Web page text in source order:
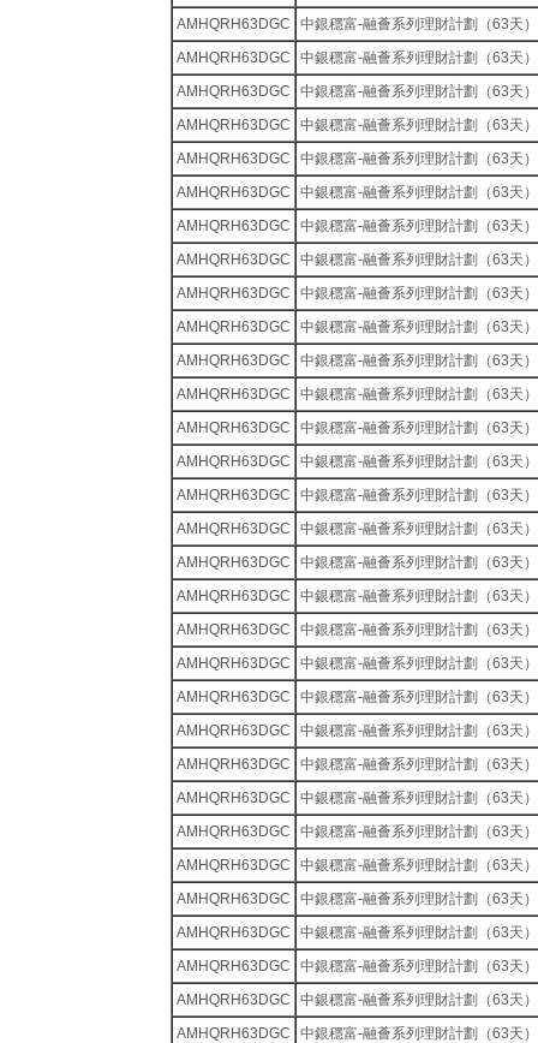
AMHQRH63DGC
中銀穩富-融薈系列理財計劃（63天）
AMHQRH63DGC
中銀穩富-融薈系列理財計劃（63天）
AMHQRH63DGC
中銀穩富-融薈系列理財計劃（63天）
AMHQRH63DGC
中銀穩富-融薈系列理財計劃（63天）
AMHQRH63DGC
中銀穩富-融薈系列理財計劃（63天）
AMHQRH63DGC
中銀穩富-融薈系列理財計劃（63天）
AMHQRH63DGC
中銀穩富-融薈系列理財計劃（63天）
AMHQRH63DGC
中銀穩富-融薈系列理財計劃（63天）
AMHQRH63DGC
中銀穩富-融薈系列理財計劃（63天）
AMHQRH63DGC
中銀穩富-融薈系列理財計劃（63天）
AMHQRH63DGC
中銀穩富-融薈系列理財計劃（63天）
AMHQRH63DGC
中銀穩富-融薈系列理財計劃（63天）
AMHQRH63DGC
中銀穩富-融薈系列理財計劃（63天）
AMHQRH63DGC
中銀穩富-融薈系列理財計劃（63天）
AMHQRH63DGC
中銀穩富-融薈系列理財計劃（63天）
AMHQRH63DGC
中銀穩富-融薈系列理財計劃（63天）
AMHQRH63DGC
中銀穩富-融薈系列理財計劃（63天）
AMHQRH63DGC
中銀穩富-融薈系列理財計劃（63天）
AMHQRH63DGC
中銀穩富-融薈系列理財計劃（63天）
AMHQRH63DGC
中銀穩富-融薈系列理財計劃（63天）
AMHQRH63DGC
中銀穩富-融薈系列理財計劃（63天）
AMHQRH63DGC
中銀穩富-融薈系列理財計劃（63天）
AMHQRH63DGC
中銀穩富-融薈系列理財計劃（63天）
AMHQRH63DGC
中銀穩富-融薈系列理財計劃（63天）
AMHQRH63DGC
中銀穩富-融薈系列理財計劃（63天）
AMHQRH63DGC
中銀穩富-融薈系列理財計劃（63天）
AMHQRH63DGC
中銀穩富-融薈系列理財計劃（63天）
AMHQRH63DGC
中銀穩富-融薈系列理財計劃（63天）
AMHQRH63DGC
中銀穩富-融薈系列理財計劃（63天）
AMHQRH63DGC
中銀穩富-融薈系列理財計劃（63天）
AMHQRH63DGC
中銀穩富-融薈系列理財計劃（63天）